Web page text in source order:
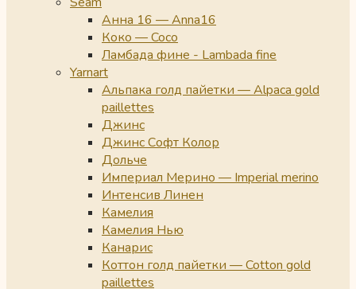
Анна 16 — Anna16
Коко — Coco
Ламбада фине - Lambada fine
Yarnart
Альпака голд пайетки — Alpaca gold
paillettes
Джинс
Джинс Софт Колор
Дольче
Империал Мерино — Imperial merino
Интенсив Линен
Камелия
Камелия Нью
Канарис
Коттон голд пайетки — Cotton gold
paillettes